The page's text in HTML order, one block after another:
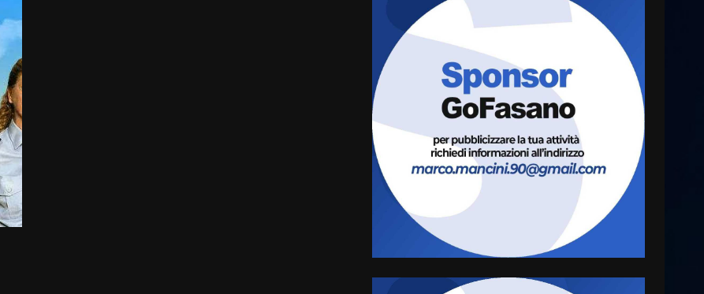
Grazia Neglia, coordinatrice
cittadina di Fratelli d’Italia,
pronta a tornare in Consiglio
comunale
6 Agosto 2026 08:00
4
Cura dei beni comuni e
cittadinanza attiva: online
l’avviso per la gestione
condivisa della Villetta di
5
La magia del Minareto e la
prima assoluta de “L’Albergo
Belvedere. Il rapimento”
6 Agosto 2026 06:15